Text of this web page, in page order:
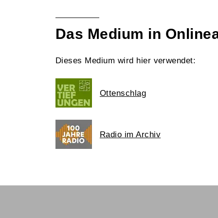
Das Medium in
Dieses Medium wird hier verwendet:
Ottenschlag
Radio im Archiv